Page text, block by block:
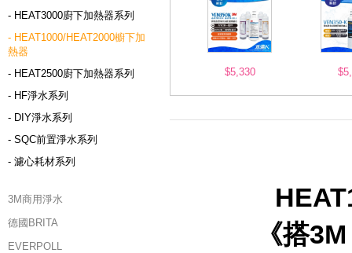
- HEAT3000廚下加熱器系列
- HEAT1000/HEAT2000櫥下加
熱器
- HEAT2500廚下加熱器系列
- HF淨水系列
- DIY淨水系列
- SQC前置淨水系列
- 濾心耗材系列
3M商用淨水
德國BRITA
EVERPOLL
$5,330
《搭